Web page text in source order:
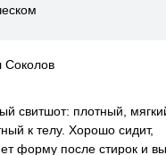
свитшот: плотный,
к телу. Хорошо сидит,
форму после стирок и
Соколов